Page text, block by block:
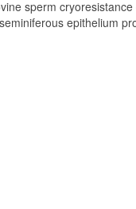
sperm
epithelium